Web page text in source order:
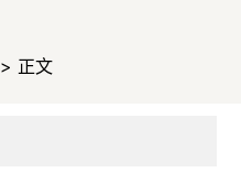
> 正文